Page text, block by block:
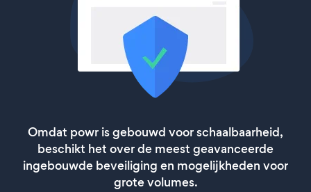
Omdat powr is gebouwd voor schaalbaarheid,
beschikt het over de meest geavanceerde
ingebouwde beveiliging en mogelijkheden voor
grote volumes.